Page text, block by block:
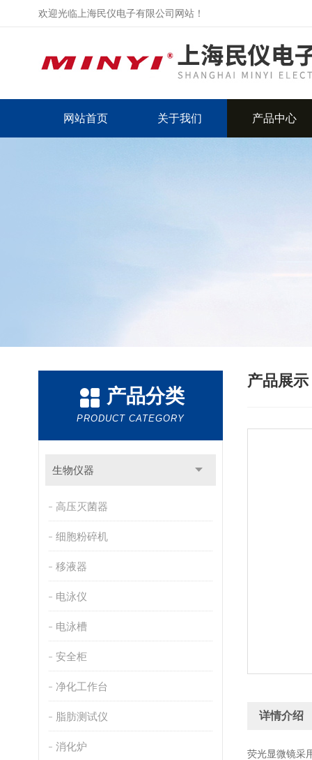
欢迎光临上海民仪电子有限公司网站！
网站首页 关于我们 产品中心
产品分类
PRODUCT CATEGORY
生物仪器
高压灭菌器
细胞粉碎机
移液器
电泳仪
电泳槽
安全柜
净化工作台
脂肪测试仪
消化炉
产品展示
详情介绍
荧光显微镜采